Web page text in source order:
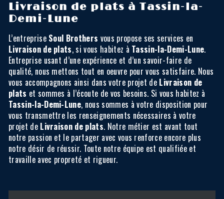
Livraison de plats à Tassin-la-
Demi-Lune
L’entreprise Soul Brothers vous propose ses services en
Livraison de plats, si vous habitez à Tassin-la-Demi-Lune.
Entreprise usant d’une expérience et d’un savoir-faire de
qualité, nous mettons tout en oeuvre pour vous satisfaire. Nous
vous accompagnons ainsi dans votre projet de Livraison de
plats et sommes à l’écoute de vos besoins. Si vous habitez à
Tassin-la-Demi-Lune, nous sommes à votre disposition pour
vous transmettre les renseignements nécessaires à votre
projet de Livraison de plats. Notre métier est avant tout
notre passion et le partager avec vous renforce encore plus
notre désir de réussir. Toute notre équipe est qualifiée et
travaille avec propreté et rigueur.